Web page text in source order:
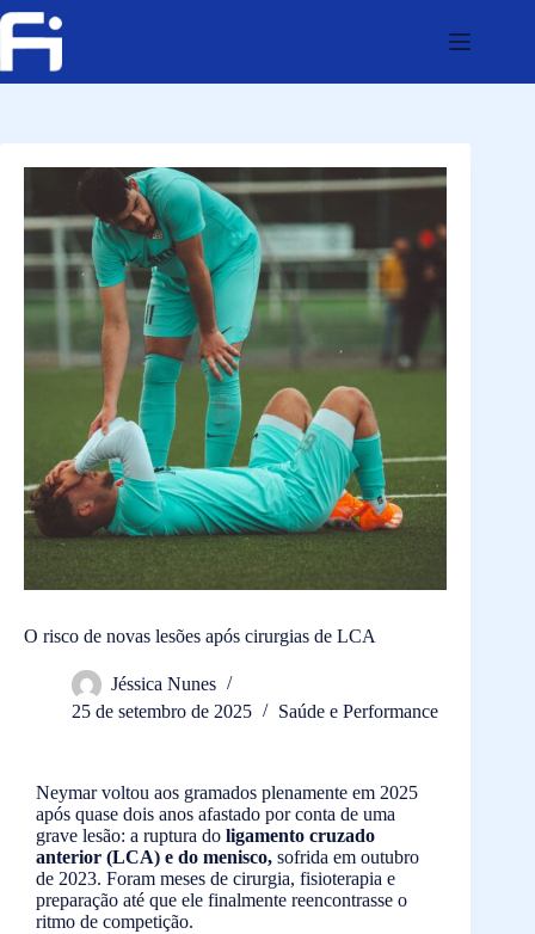
O risco de novas lesões após cirurgias de LCA
Jéssica Nunes
25 de setembro de 2025
Saúde e Performance
Neymar voltou aos gramados plenamente em 2025
após quase dois anos afastado por conta de uma
grave lesão: a ruptura do ligamento cruzado
anterior (LCA) e do menisco, sofrida em outubro
de 2023. Foram meses de cirurgia, fisioterapia e
preparação até que ele finalmente reencontrasse o
ritmo de competição.